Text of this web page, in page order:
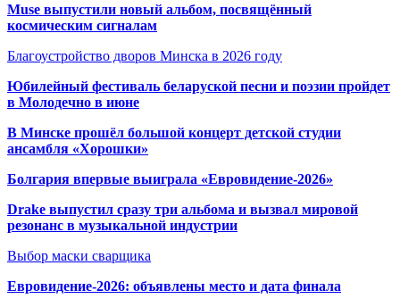
Muse выпустили новый альбом, посвящённый
космическим сигналам
Благоустройство дворов Минска в 2026 году
Юбилейный фестиваль беларуской песни и поэзии пройдет
в Молодечно в июне
В Минске прошёл большой концерт детской студии
ансамбля «Хорошки»
Болгария впервые выиграла «Евровидение-2026»
Drake выпустил сразу три альбома и вызвал мировой
резонанс в музыкальной индустрии
Выбор маски сварщика
Евровидение-2026: объявлены место и дата финала